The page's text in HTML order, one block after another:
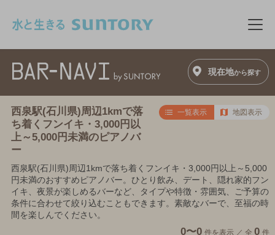
メ
現在地から探す
西泉駅(石川県)周辺1kmで落
ち着くフンイキ・3,000円以
上～5,000円未満のピアノバ
ー
一覧表示 地図表示
西泉駅(石川県)周辺1kmで落ち着くフンイキ・3,000円以上～5,000
円未満のおすすめピアノバー。ひとり飲み、デート、隠れ家的フン
イキ、夜景が楽しめるバーなど、タイプや特徴・雰囲気、ご予算の
条件に合わせて絞り込むこともできます。素敵なバーで、至福の時
間を楽しんでください。
0〜0 件を表示 ／ 全 0 件